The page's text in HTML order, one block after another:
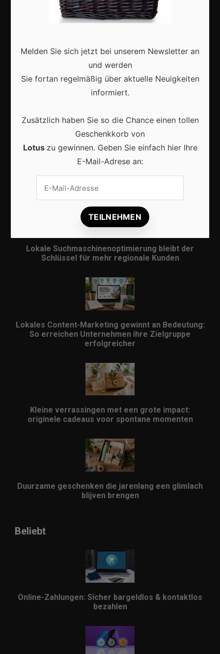
Webshops
Lokale Suchmaschinenoptimierung bleibt der
Schlüssel für mehr regionale Kunden
Lokales Content-Marketing gewinnt an Bedeutung:
So erreichen Unternehmen ihre Zielgruppe
erfolgreicher
Kleine verrassingen met een grote impact:
originele cadeaus voor spontane momenten
Duurzame geschenken die jarenlang een glimlach
blijven brengen
Beliebt
Online-Zahlungen: Sicher bargeldlos & kontaktlos
bezahlen
Melden Sie sich jetzt bei unserem Newsletter an
und werden
Sie fortan regelmäßig über aktuelle Neuigkeiten
informiert.
Zusätzlich haben Sie so die Chance einen tollen
Geschenkkorb von
Lotus zu gewinnen. Geben Sie einfach hier Ihre
E-Mail-Adrese an: